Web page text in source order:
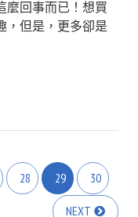
麼回事而已！想買
，但是，更多卻是
28 29 30
NEXT